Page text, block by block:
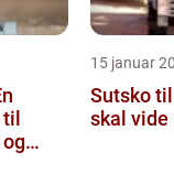
15 januar
Sutsko
skal vide